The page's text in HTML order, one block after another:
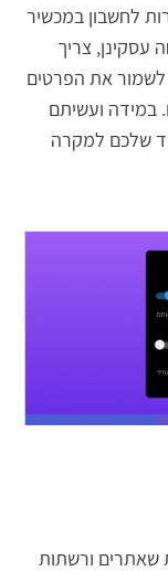
לחשבון במכשיר
עסקינן, צריך
לשמור את הפרטים
במידה ועשיתם
שלכם למקרה
שאתרים ורשתות